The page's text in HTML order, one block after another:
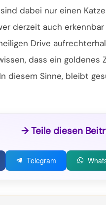
dabei nur einen
derzeit auch
Drive
dass ein
diesem Sinne, bleibt
→ Teile diesen
Telegram